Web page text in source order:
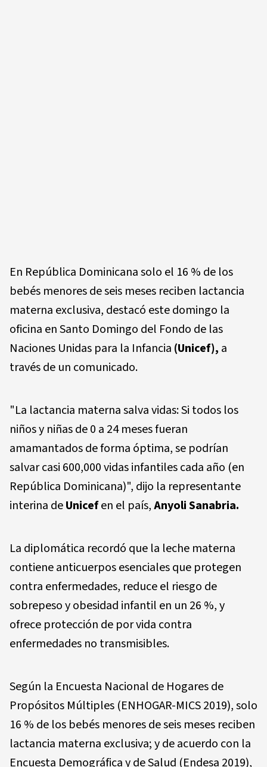
En República Dominicana solo el 16 % de los
bebés menores de seis meses reciben lactancia
materna exclusiva, destacó este domingo la
oficina en Santo Domingo del Fondo de las
Naciones Unidas para la Infancia (Unicef), a
través de un comunicado.
"La lactancia materna salva vidas: Si todos los
niños y niñas de 0 a 24 meses fueran
amamantados de forma óptima, se podrían
salvar casi 600,000 vidas infantiles cada año (en
República Dominicana)", dijo la representante
interina deUnicefen el país,Anyoli Sanabria.
La diplomática recordó que la leche materna
contiene anticuerpos esenciales que protegen
contra enfermedades, reduce el riesgo de
sobrepeso y obesidad infantil en un 26 %, y
ofrece protección de por vida contra
enfermedades no transmisibles.
Según la Encuesta Nacional de Hogares de
Propósitos Múltiples (ENHOGAR-MICS 2019), solo
16 % de los bebés menores de seis meses reciben
lactancia materna exclusiva; y de acuerdo con la
Encuesta Demográfica y de Salud (Endesa 2019),